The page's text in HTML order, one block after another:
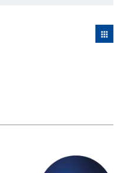
apps